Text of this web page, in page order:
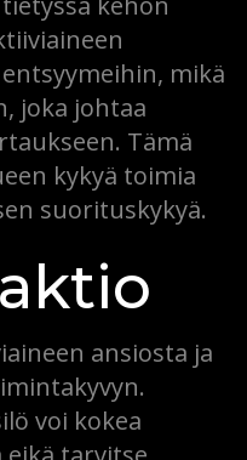
mikä
joka johtaa
Tämä
kykyä toimia
suorituskykyä.
ansiosta ja
voi kokea